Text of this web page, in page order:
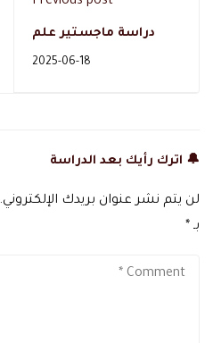
دراسة ماجستير علم
نفس عن بعد مع دال
2025-06-18
🔔 اترك رأيك بعد الدراسة
لن يتم نشر عنوان بريدك الإلكتروني.
بـ *